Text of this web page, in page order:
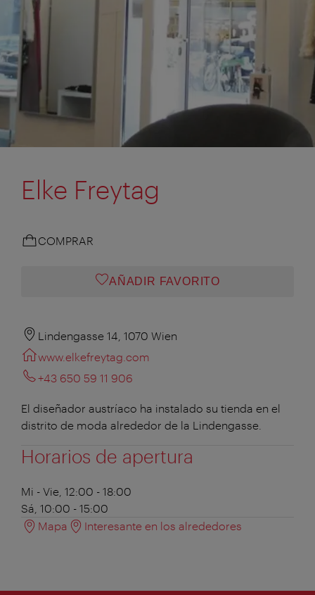
Elke Freytag
COMPRAR
AÑADIR FAVORITO
Lindengasse 14, 1070 Wien
www.elkefreytag.com
+43 650 59 11 906
El diseñador austríaco ha instalado su tienda en el
distrito de moda alrededor de la Lindengasse.
Horarios de apertura
Mi - Vie, 12:00 - 18:00
Sá, 10:00 - 15:00
Mapa
Interesante en los alrededores